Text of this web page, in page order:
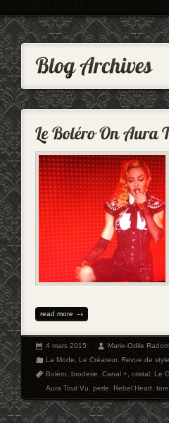
read more
4 mars 2015 Marie-Odile Radom
La Mode,Le Créateur,Revue de style
Boléro,broderie,Canal +,cristal,Le
Aura Tout Vu,perle,Rebel Heart,